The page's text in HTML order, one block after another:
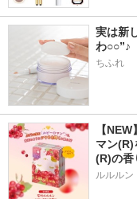
実は新
わ○○”♪
ちふれ
【
マン(R)
(R)の香
ルルルン